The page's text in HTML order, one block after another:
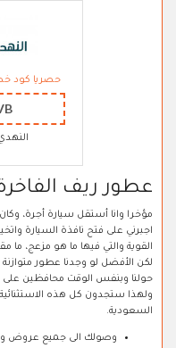
حصريا كود
عطور ريف
مؤخرا وانا أستقل سيارة أجرة،
اجبرني على فتح نافذة السيارة
القوية والتي فيها ما هو مزعج، ما
لكن الأفضل لو وجدنا عطور
حولنا وبنفس الوقت محافظين على
ولهذا ستجدون كل هذه
السعودية.